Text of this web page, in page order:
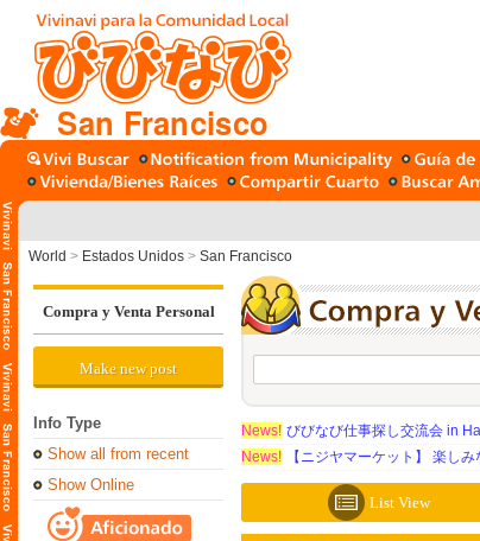
San Francisco
World > Estados Unidos > San Francisco
Compra y Venta Personal
Make new post
Info Type
Show all from recent
Show Online
News! びびなび仕事探し交流会 in
News!
【ニジヤマーケット】 楽し
List View